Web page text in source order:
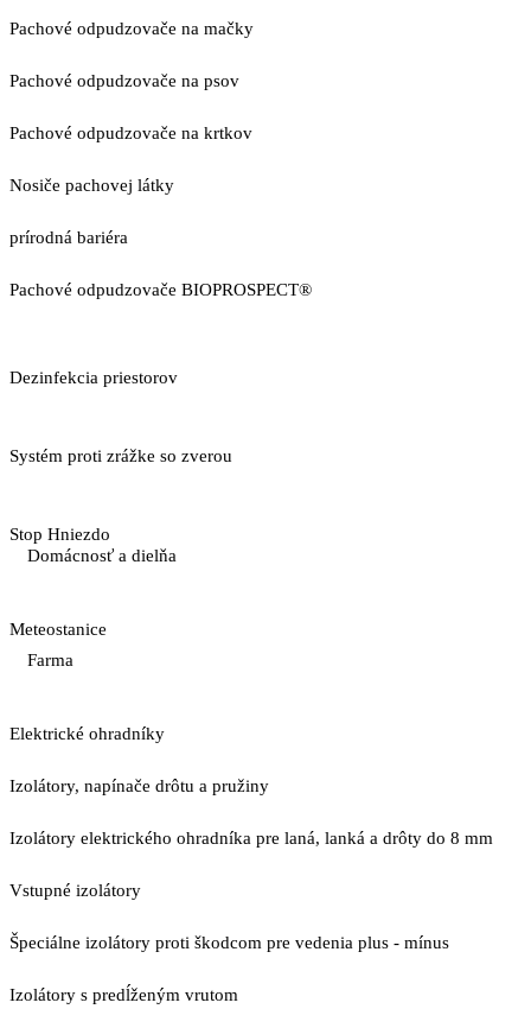
Pachové odpudzovače na mačky
Pachové odpudzovače na psov
Pachové odpudzovače na krtkov
Nosiče pachovej látky
prírodná bariéra
Pachové odpudzovače BIOPROSPECT®
Dezinfekcia priestorov
Systém proti zrážke so zverou
Stop Hniezdo
Domácnosť a dielňa
Meteostanice
Farma
Elektrické ohradníky
Izolátory, napínače drôtu a pružiny
Izolátory elektrického ohradníka pre laná, lanká a drôty do 8 mm
Vstupné izolátory
Špeciálne izolátory proti škodcom pre vedenia plus - mínus
Izolátory s predĺženým vrutom